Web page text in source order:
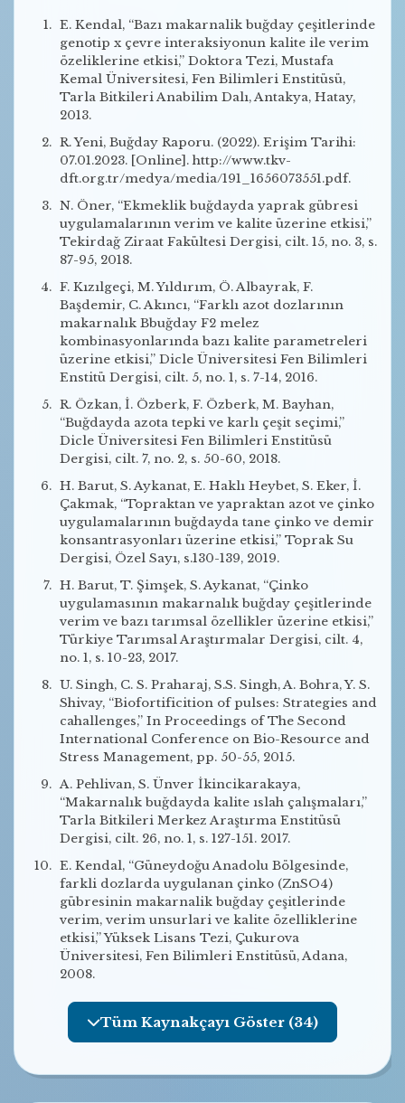
E. Kendal, “Bazı makarnalik buğday çeşitlerinde
genotip x çevre interaksiyonun kalite ile verim
özeliklerine etkisi,” Doktora Tezi, Mustafa
Kemal Üniversitesi, Fen Bilimleri Enstitüsü,
Tarla Bitkileri Anabilim Dalı, Antakya, Hatay,
2013.
R. Yeni, Buğday Raporu. (2022). Erişim Tarihi:
07.01.2023. [Online]. http://www.tkv-
dft.org.tr/medya/media/191_1656073551.pdf.
N. Öner, “Ekmeklik buğdayda yaprak gübresi
uygulamalarının verim ve kalite üzerine etkisi,”
Tekirdağ Ziraat Fakültesi Dergisi, cilt. 15, no. 3, s.
87-95, 2018.
F. Kızılgeçi, M. Yıldırım, Ö. Albayrak, F.
Başdemir, C. Akıncı, “Farklı azot dozlarının
makarnalık Bbuğday F2 melez
kombinasyonlarında bazı kalite parametreleri
üzerine etkisi,” Dicle Üniversitesi Fen Bilimleri
Enstitü Dergisi, cilt. 5, no. 1, s. 7-14, 2016.
R. Özkan, İ. Özberk, F. Özberk, M. Bayhan,
“Buğdayda azota tepki ve karlı çeşit seçimi,”
Dicle Üniversitesi Fen Bilimleri Enstitüsü
Dergisi, cilt. 7, no. 2, s. 50-60, 2018.
H. Barut, S. Aykanat, E. Haklı Heybet, S. Eker, İ.
Çakmak, “Topraktan ve yapraktan azot ve çinko
uygulamalarının buğdayda tane çinko ve demir
konsantrasyonları üzerine etkisi,” Toprak Su
Dergisi, Özel Sayı, s.130-139, 2019.
H. Barut, T. Şimşek, S. Aykanat, “Çinko
uygulamasının makarnalık buğday çeşitlerinde
verim ve bazı tarımsal özellikler üzerine etkisi,”
Türkiye Tarımsal Araştırmalar Dergisi, cilt. 4,
no. 1, s. 10-23, 2017.
U. Singh, C. S. Praharaj, S.S. Singh, A. Bohra, Y. S.
Shivay, “Biofortificition of pulses: Strategies and
cahallenges,” In Proceedings of The Second
International Conference on Bio-Resource and
Stress Management, pp. 50-55, 2015.
A. Pehlivan, S. Ünver İkincikarakaya,
“Makarnalık buğdayda kalite ıslah çalışmaları,”
Tarla Bitkileri Merkez Araştırma Enstitüsü
Dergisi, cilt. 26, no. 1, s. 127-151. 2017.
E. Kendal, “Güneydoğu Anadolu Bölgesinde,
farkli dozlarda uygulanan çinko (ZnSO4)
gübresinin makarnalik buğday çeşitlerinde
verim, verim unsurlari ve kalite özelliklerine
etkisi,” Yüksek Lisans Tezi, Çukurova
Üniversitesi, Fen Bilimleri Enstitüsü, Adana,
2008.
Tüm Kaynakçayı Göster (34)